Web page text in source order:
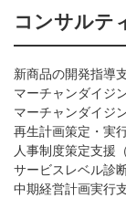
コンサルテ
新商品の開発指導
マーチャンダイジ
マーチャンダイジ
再生計画策定・実
人事制度策定支援
サービスレベル診
中期経営計画実行